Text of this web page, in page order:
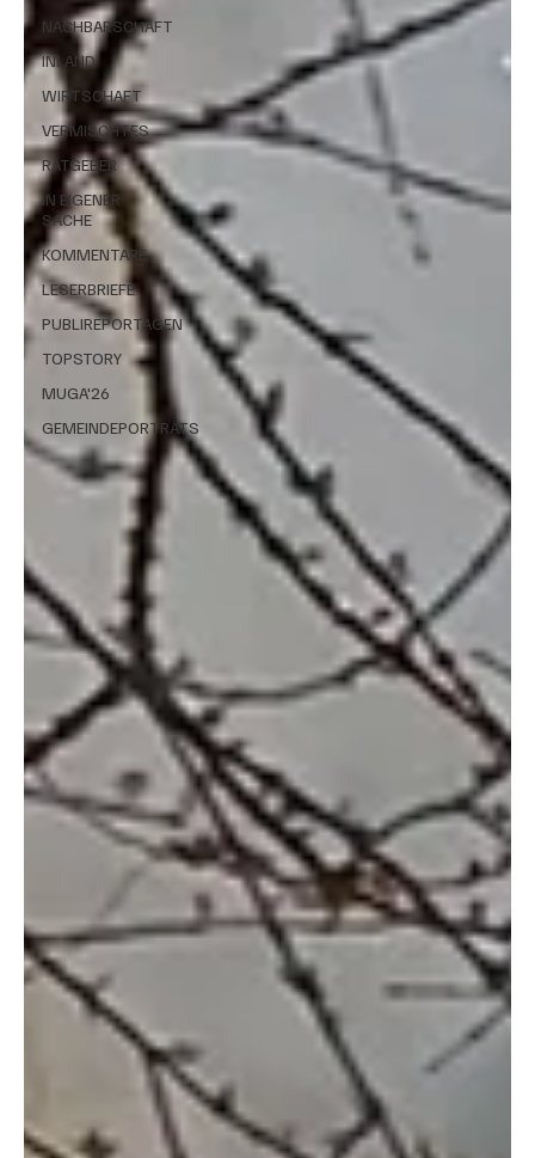
NACHBARSCHAFT
INLAND
WIRTSCHAFT
VERMISCHTES
RATGEBER
IN EIGENER
SACHE
KOMMENTARE
LESERBRIEFE
PUBLIREPORTAGEN
TOPSTORY
MUGA'26
GEMEINDEPORTRÄTS